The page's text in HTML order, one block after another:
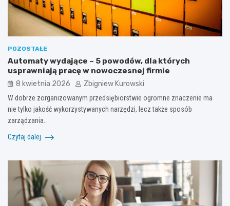
POZOSTAŁE
Automaty wydające – 5 powodów, dla których
usprawniają pracę w nowoczesnej firmie
8 kwietnia 2026 Zbigniew Kurowski
W dobrze zorganizowanym przedsiębiorstwie ogromne znaczenie ma
nie tylko jakość wykorzystywanych narzędzi, lecz także sposób
zarządzania…
Czytaj dalej